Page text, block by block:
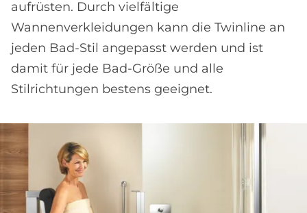
aufrüsten. Durch vielfältige
Wannenverkleidungen kann die Twinline an
jeden Bad-Stil angepasst werden und ist
damit für jede Bad-Größe und alle
Stilrichtungen bestens geeignet.